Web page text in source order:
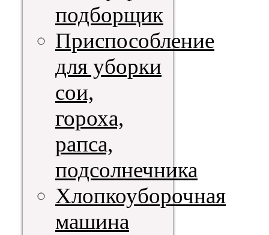
подборщик
Приспособление
для уборки
сои,
гороха,
рапса,
подсолнечника
Хлопкоуборочная
машина